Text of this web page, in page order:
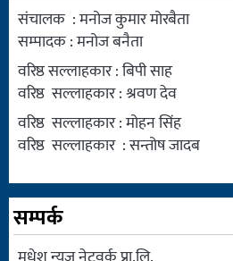
संचालक : मनोज कुमार मोरबैता
सम्पादक : मनोज बनैता
वरिष्ठ सल्लाहकार : बिपी साह
वरिष्ठ सल्लाहकार : श्रवण देव
वरिष्ठ सल्लाहकार : मोहन सिंह
वरिष्ठ सल्लाहकार : सन्तोष जादब
सम्पर्क